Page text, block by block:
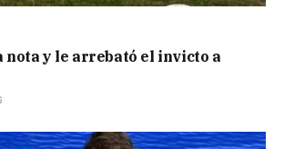
nota y le arrebató el invicto a